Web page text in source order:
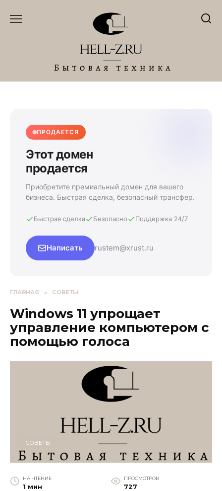
ПРОДАЕТСЯ
Этот домен
продается
Приобретите премиальный домен для вашего
бизнеса. Быстрая сделка, безопасный трансфер.
Быстрая сделка Безопасно Поддержка 24/7
Написать rustem@xrust.ru
ГЛАВНАЯ » СОВЕТЫ
Windows 11 упрощает
управление компьютером с
помощью голоса
СОВЕТЫ
НА ЧТЕНИЕ
1 мин
ПРОСМОТРОВ
727